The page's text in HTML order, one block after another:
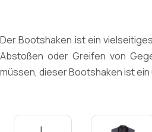
Der Bootshaken ist ein
Abstoßen oder Greifen von
müssen, dieser Bootshaken ist